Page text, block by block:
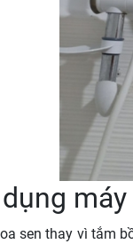
sen thay vì tắm